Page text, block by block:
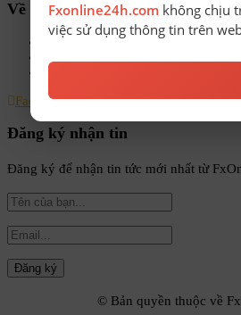
Về chúng tôi
Chính sách bảo mật
Facebook
Instagram Linkedin
Đăng ký nhận tin
Đăng ký để nhận tin tức mới nhất từ
© Bản quyền thuộc về
Fxonline24h.com không chịu
việc sử dụng thông tin trên